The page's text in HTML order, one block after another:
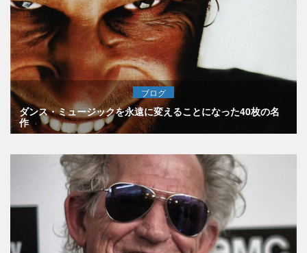
ブログ
ダンス・ミュージックを永遠に変えることになった40枚の名
作